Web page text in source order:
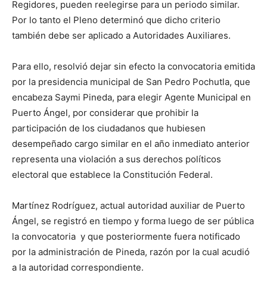
Regidores, pueden reelegirse para un periodo similar.
Por lo tanto el Pleno determinó que dicho criterio
también debe ser aplicado a Autoridades Auxiliares.
Para ello, resolvió dejar sin efecto la convocatoria emitida
por la presidencia municipal de San Pedro Pochutla, que
encabeza Saymi Pineda, para elegir Agente Municipal en
Puerto Ángel, por considerar que prohibir la
participación de los ciudadanos que hubiesen
desempeñado cargo similar en el año inmediato anterior
representa una violación a sus derechos políticos
electoral que establece la Constitución Federal.
Martínez Rodríguez, actual autoridad auxiliar de Puerto
Ángel, se registró en tiempo y forma luego de ser pública
la convocatoria y que posteriormente fuera notificado
por la administración de Pineda, razón por la cual acudió
a la autoridad correspondiente.